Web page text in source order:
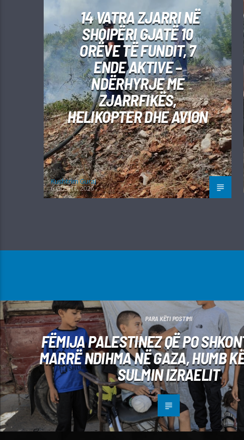
14 VATRA ZJARRI NË
SHQIPËRI GJATË 10
ORËVE TË FUNDIT, 7
ENDE AKTIVE –
NDËRHYRJE ME
ZJARRFIKËS,
HELIKOPTER DHE AVION
Kushtrim Guraj
6 GUSHT, 2026
PARA KËTI POSTIMI
FËMIJA PALESTINEZ QË PO
MARRË NDIHMA NË GAZA, HUMB
SULMIN IZRAELIT